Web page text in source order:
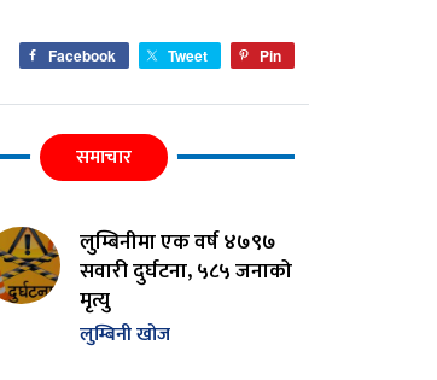
Facebook Tweet Pin
समाचार
लुम्बिनीमा एक वर्ष ४७९७
सवारी दुर्घटना, ५८५ जनाको
मृत्यु
लुम्बिनी खोज